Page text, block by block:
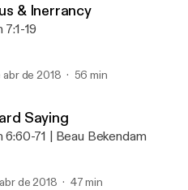
& Inerrancy
7:1-19
abr de 2018 56 min
Saying
6:60-71 | Beau Bekendam
de 2018 47 min